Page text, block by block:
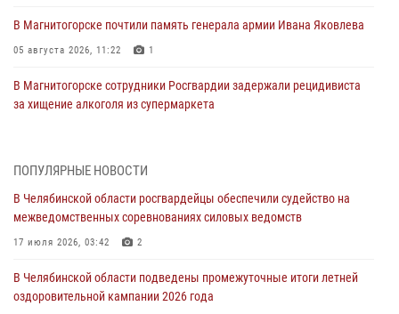
В Магнитогорске почтили память генерала армии Ивана Яковлева
05 августа 2026, 11:22 1
В Магнитогорске сотрудники Росгвардии задержали рецидивиста
за хищение алкоголя из супермаркета
На Южном Урале спецназ Росгвардии провел военно-полевые
Росгвардейцы задержали трёх магазинных воров в Челябинске
На Южном Урале сотрудники Росгвардии задержали
ПОПУЛЯРНЫЕ НОВОСТИ
В Челябинской области росгвардейцы обеспечили судейство на
межведомственных соревнованиях силовых ведомств
17 июля 2026, 03:42 2
В Челябинской области подведены промежуточные итоги летней
оздоровительной кампании 2026 года